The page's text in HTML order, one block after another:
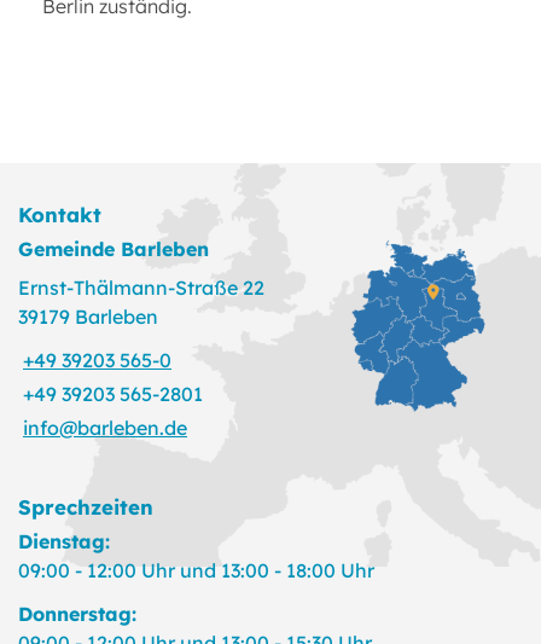
Berlin zuständig.
Kontakt
Gemeinde Barleben
Ernst-Thälmann-Straße 22
39179 Barleben
+49 39203 565-0
+49 39203 565-2801
info@barleben.de
Sprechzeiten
Dienstag:
09:00 - 12:00 Uhr und 13:00 - 18:00 Uhr
Donnerstag: